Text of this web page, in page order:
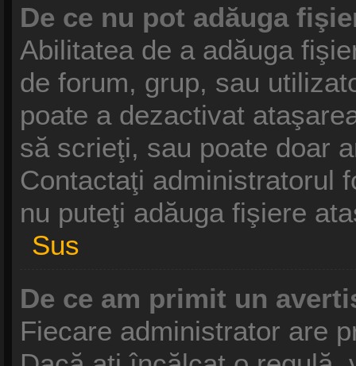
De ce nu pot adăuga
Abilitatea de a adăuga
de forum, grup, sau
poate a dezactivat
să scrieţi, sau poate doar
Contactaţi administratorul
nu puteţi adăuga fişiere
Sus
De ce am primit un
Fiecare administrator are